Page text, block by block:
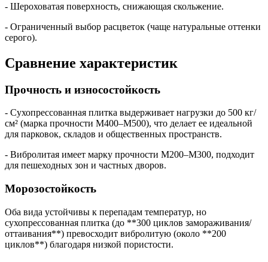
- Шероховатая поверхность, снижающая скольжение.
- Ограниченный выбор расцветок (чаще натуральные оттенки
серого).
Сравнение характеристик
Прочность и износостойкость
- Сухопрессованная плитка выдерживает нагрузки до 500 кг/
см² (марка прочности М400–М500), что делает ее идеальной
для парковок, складов и общественных пространств.
- Вибролитая имеет марку прочности М200–М300, подходит
для пешеходных зон и частных дворов.
Морозостойкость
Оба вида устойчивы к перепадам температур, но
сухопрессованная плитка (до **300 циклов замораживания/
оттаивания**) превосходит вибролитую (около **200
циклов**) благодаря низкой пористости.